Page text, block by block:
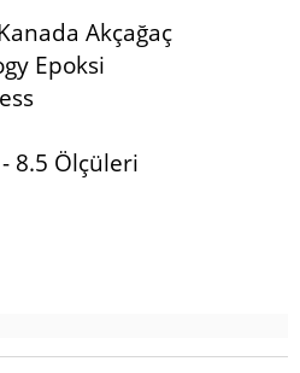
Akçağaç
Epoksi
8.5 Ölçüleri